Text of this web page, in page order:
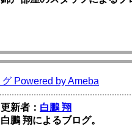
Powered by Ameba
更新者： 白鵬 翔
白鵬 翔によるブログ。